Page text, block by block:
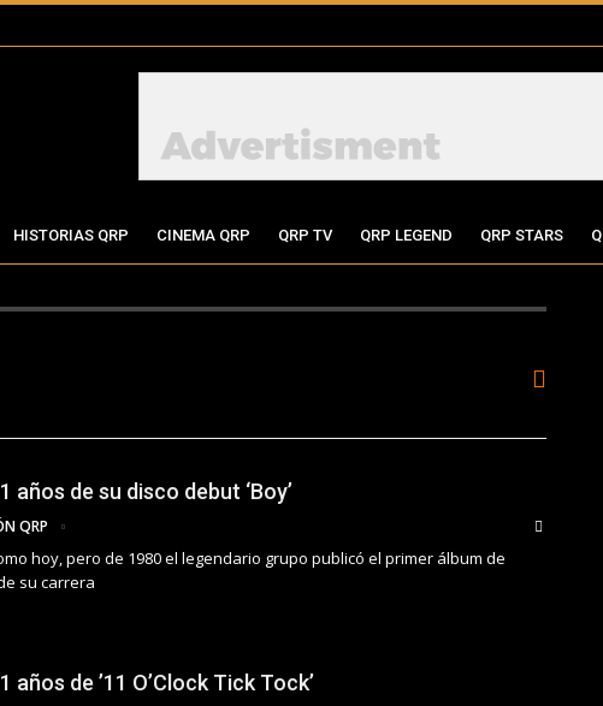
HISTORIAS QRP CINEMA QRP QRP TV QRP LEGEND QRP STARS
años de su disco debut ‘Boy’
QRP
hoy, pero de 1980 el legendario grupo publicó el primer álbum de
su carrera
años de ’11 O’Clock Tick Tock’